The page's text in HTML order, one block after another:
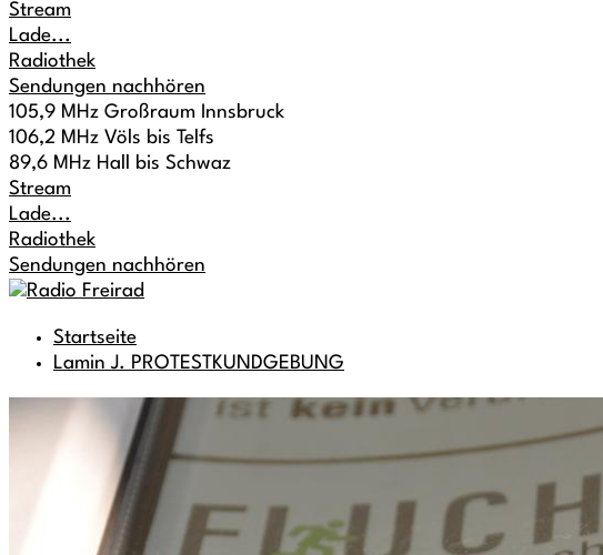
Stream
Lade...
Radiothek
Sendungen nachhören
105,9 MHz Großraum Innsbruck
106,2 MHz Völs bis Telfs
89,6 MHz Hall bis Schwaz
Stream
Lade...
Radiothek
Sendungen nachhören
Startseite
Lamin J. PROTESTKUNDGEBUNG